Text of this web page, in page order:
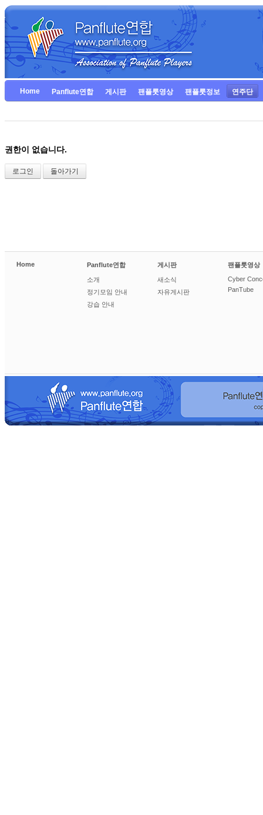
Home Panflute연합 게시판 팬플룻영상 팬플룻정보 연주단
권한이 없습니다.
로그인 돌아가기
Home Panflute연합
소개
정기모임 안내
강습 안내
게시판
새소식
자유게시판
팬플룻영상
Cyber
PanTube